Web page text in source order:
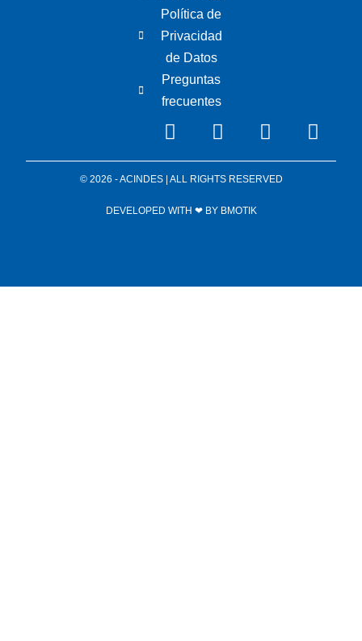
Política de
Privacidad
de Datos
Preguntas
frecuentes
© 2026 - ACINDES | ALL RIGHTS RESERVED
DEVELOPED WITH ❤ BY BMOTIK